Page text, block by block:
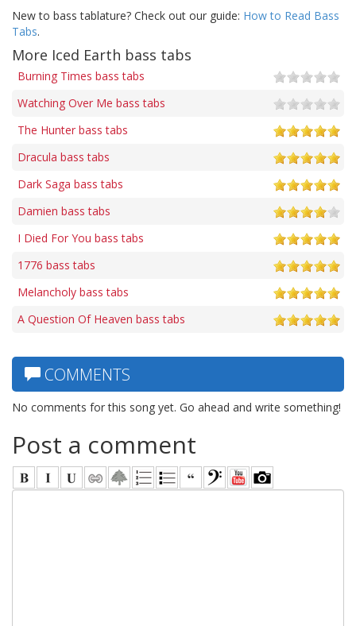
New to bass tablature? Check out our guide: How to Read Bass
Tabs.
More Iced Earth bass tabs
Burning Times bass tabs
Watching Over Me bass tabs
The Hunter bass tabs
Dracula bass tabs
Dark Saga bass tabs
Damien bass tabs
I Died For You bass tabs
1776 bass tabs
Melancholy bass tabs
A Question Of Heaven bass tabs
COMMENTS
No comments for this song yet. Go ahead and write something!
Post a comment